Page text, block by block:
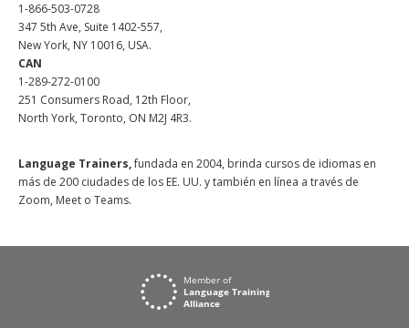
1-866-503-0728
347 5th Ave, Suite 1402-557,
New York, NY 10016, USA.
CAN
1-289-272-0100
251 Consumers Road, 12th Floor,
North York, Toronto, ON M2J 4R3.
Language Trainers,fundada en 2004, brinda cursos de idiomas en
más de 200 ciudades de los EE. UU. y también en línea a través de
Zoom, Meet o Teams.